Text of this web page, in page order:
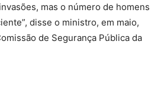
mas o número de homens
disse o ministro, em maio,
de Segurança Pública da